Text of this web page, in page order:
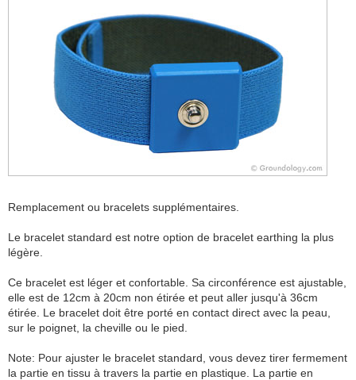
Remplacement ou bracelets supplémentaires.
Le bracelet standard est notre option de bracelet earthing la plus
légère.
Ce bracelet est léger et confortable. Sa circonférence est ajustable,
elle est de 12cm à 20cm non étirée et peut aller jusqu'à 36cm
étirée. Le bracelet doit être porté en contact direct avec la peau,
sur le poignet, la cheville ou le pied.
Note: Pour ajuster le bracelet standard, vous devez tirer fermement
la partie en tissu à travers la partie en plastique. La partie en